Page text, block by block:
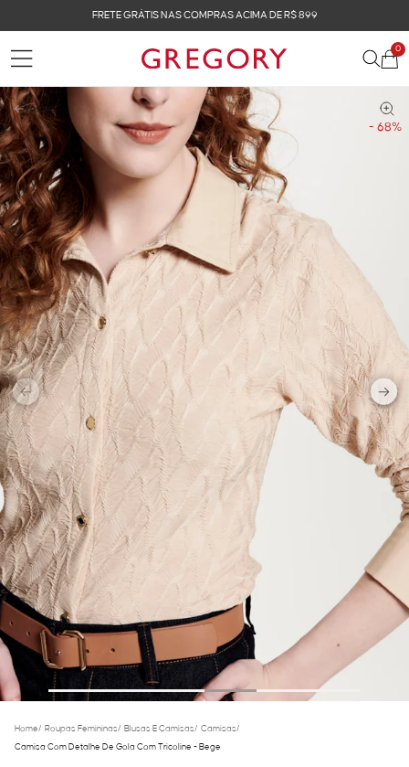
FRETE GRÁTIS NAS COMPRAS ACIMA DE R$ 899
0
- 68%
Voltar
Home/ Roupas Femininas/ Blusas E Camisas/ Camisas/
Camisa Com Detalhe De Gola Com Tricoline - Bege